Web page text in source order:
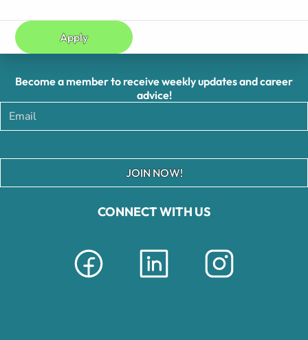
Apply
CONNECT WITH US
Become a member to receive weekly updates and career
advice!
JOIN NOW!